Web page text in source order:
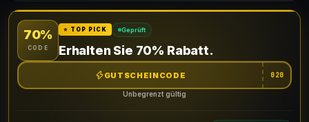
70%
CODE
⭐ TOP PICK Geprüft
Erhalten Sie 70% Rabatt.
GUTSCHEINCODE 020
Unbegrenzt gültig